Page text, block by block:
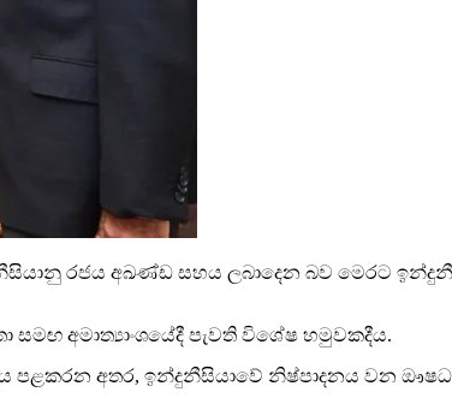
රජය අඛණ්ඩ සහය ලබාදෙන බව මෙරට
අමාත්‍යාංශයේදී පැවති විශේෂ හමුවකදීය.
පළකරන අතර, ඉන්දුනීසියාවේ නිෂ්පාදනය වන